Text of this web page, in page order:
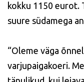
kokku 1150 eurot.
suure südamega
“Oleme väga
varjupaigakoeri.